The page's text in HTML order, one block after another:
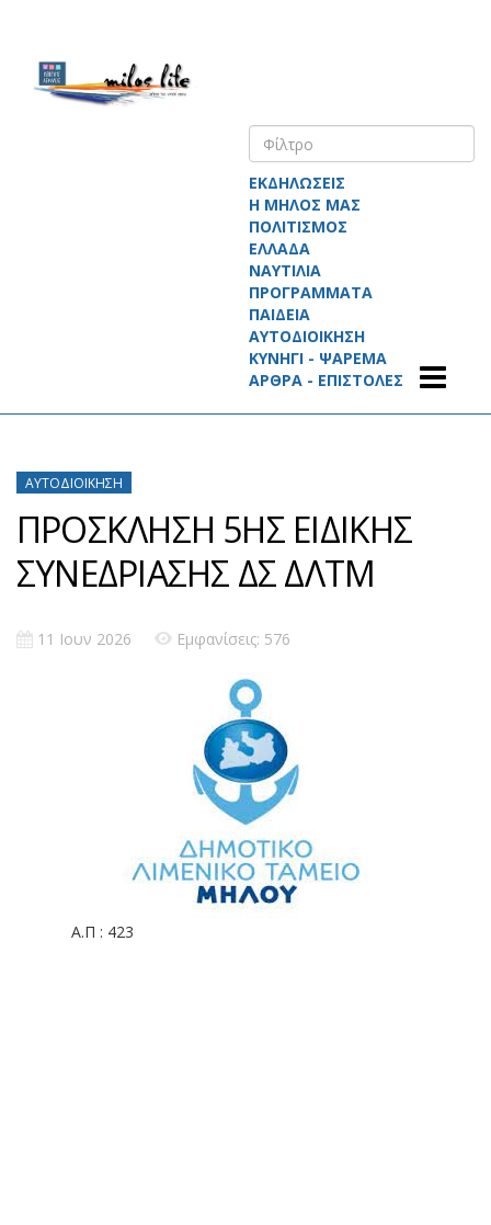
ΕΚΔΗΛΩΣΕΙΣ
Η ΜΗΛΟΣ ΜΑΣ
ΠΟΛΙΤΙΣΜΟΣ
ΕΛΛΑΔΑ
ΝΑΥΤΙΛΙΑ
ΠΡΟΓΡΑΜΜΑΤΑ
ΠΑΙΔΕΙΑ
ΑΥΤΟΔΙΟΙΚΗΣΗ
ΚΥΝΗΓΙ - ΨΑΡΕΜΑ
ΑΡΘΡΑ - ΕΠΙΣΤΟΛΕΣ
ΑΥΤΟΔΙΟΊΚΗΣΗ
ΠΡΟΣΚΛΗΣΗ 5ΗΣ ΕΙΔΙΚΗΣ
ΣΥΝΕΔΡΙΑΣΗΣ ΔΣ ΔΛΤΜ
11 Ιουν 2026 Εμφανίσεις: 576
Α.Π : 423